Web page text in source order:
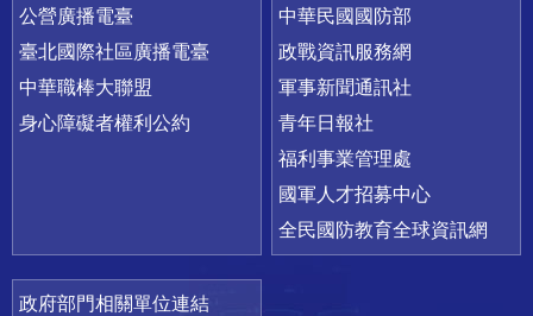
公營廣播電臺
臺北國際社區廣播電臺
中華職棒大聯盟
身心障礙者權利公約
中華民國國防部
政戰資訊服務網
軍事新聞通訊社
青年日報社
福利事業管理處
國軍人才招募中心
全民國防教育全球資訊網
政府部門相關單位連結